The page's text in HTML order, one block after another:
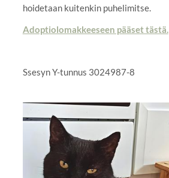
hoidetaan kuitenkin puhelimitse.
Adoptiolomakkeeseen pääset tästä.
Ssesyn Y-tunnus 3024987-8